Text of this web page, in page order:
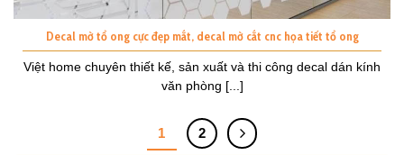
Decal mờ tổ ong cực đẹp mắt, decal mờ cắt cnc họa tiết tổ ong
Việt home chuyên thiết kế, sản xuất và thi công decal dán kính
văn phòng [...]
1 2